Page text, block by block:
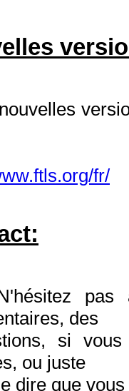
fr/
pas à
des
si
ou juste
dire que